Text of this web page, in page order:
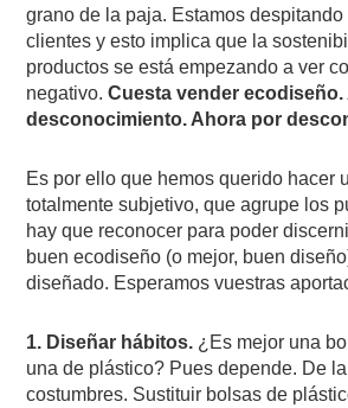
grano de la paja. Estamos despitando
clientes y esto implica que la
productos se está empezando a ver
negativo.Cuesta vender
desconocimiento. Ahora por
Es por ello que hemos querido hacer
totalmente subjetivo, que agrupe los
hay que reconocer para poder
buen ecodiseño (o mejor, buen
diseñado. Esperamos vuestras
1. Diseñar hábitos. ¿Es mejor una
una de plástico? Pues depende. De
costumbres. Sustituir bolsas de